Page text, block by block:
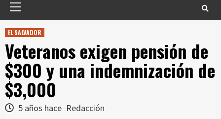
EL SALVADOR
Veteranos exigen pensión de
$300 y una indemnización de
$3,000
5 años hace Redacción